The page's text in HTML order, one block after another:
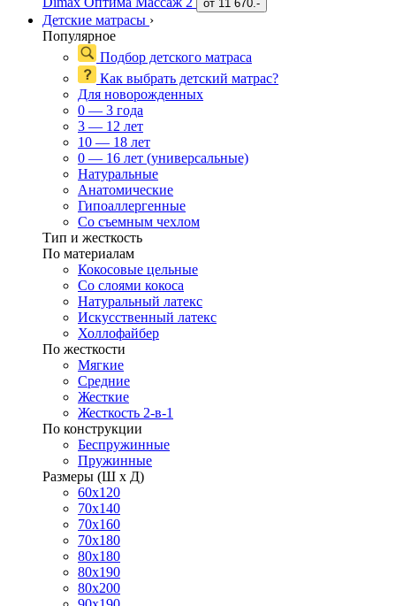
от 11 670.-
Детские матрасы ›
Популярное
Подбор детского матраса
Как выбрать детский матрас?
Для новорожденных
0 — 3 года
3 — 12 лет
10 — 18 лет
0 — 16 лет (универсальные)
Натуральные
Анатомические
Гипоаллергенные
Со съемным чехлом
Тип и жесткость
По материалам
Кокосовые цельные
Со слоями кокоса
Натуральный латекс
Искусственный латекс
Холлофайбер
По жесткости
Мягкие
Средние
Жесткие
Жесткость 2-в-1
По конструкции
Беспружинные
Пружинные
Размеры (Ш х Д)
60х120
70х140
70х160
70х180
80х180
80х190
80х200